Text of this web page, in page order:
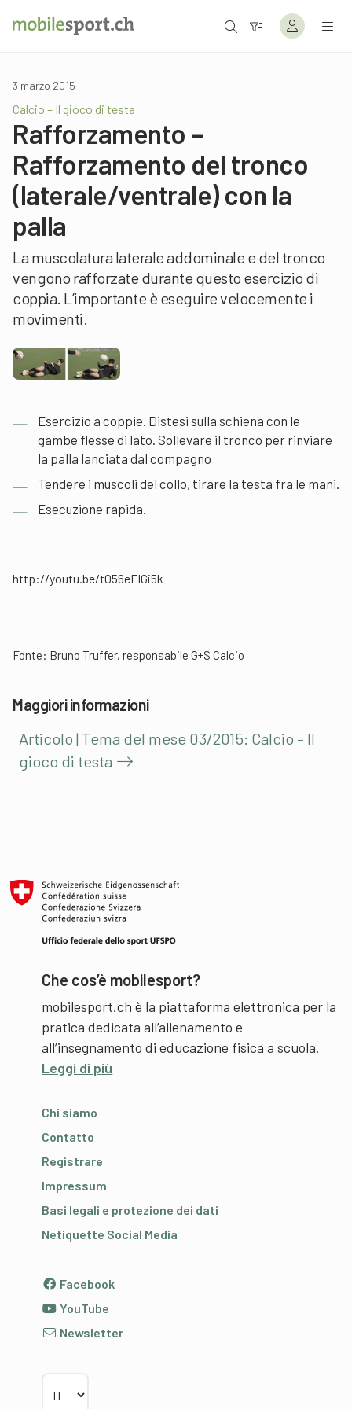
3 marzo 2015
Calcio – Il gioco di testa
Rafforzamento –
Rafforzamento del tronco
(laterale/ventrale) con la
palla
La muscolatura laterale addominale e del tronco
vengono rafforzate durante questo esercizio di
coppia. L’importante è eseguire velocemente i
movimenti.
Esercizio a coppie. Distesi sulla schiena con le
gambe flesse di lato. Sollevare il tronco per rinviare
la palla lanciata dal compagno
Tendere i muscoli del collo, tirare la testa fra le mani.
Esecuzione rapida.
http://youtu.be/tO56eElGi5k
Fonte: Bruno Truffer, responsabile G+S Calcio
Maggiori informazioni
Articolo | Tema del mese 03/2015: Calcio – Il
gioco di testa
Che cos’è mobilesport?
mobilesport.ch è la piattaforma elettronica per la
pratica dedicata all’allenamento e
all’insegnamento di educazione fisica a scuola.
Leggi di più
Chi siamo
Contatto
Registrare
Impressum
Basi legali e protezione dei dati
Netiquette Social Media
Facebook
YouTube
Newsletter